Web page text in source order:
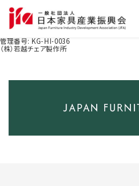
管理番号: KG-HI-0036
（株）若越チェア製作所